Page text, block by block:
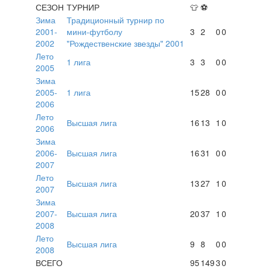
СЕЗОН ТУРНИР 👕 ⚽
Зима
2001-
2002
Традиционный турнир по
мини-футболу
"Рождественские звезды" 2001
3 2 00
Лето
2005
1 лига 3 3 00
Зима
2005-
2006
1 лига 1528 00
Лето
2006
Высшая лига 16 13 1 0
Зима
2006-
2007
Высшая лига 1631 00
Лето
2007
Высшая лига 1327 1 0
Зима
2007-
2008
Высшая лига 2037 1 0
Лето
2008
Высшая лига 9 8 00
ВСЕГО
9514930